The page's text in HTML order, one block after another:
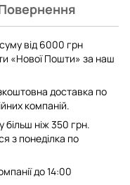
від 6000 грн
«Нової Пошти» за наш
доставка по
компаній.
ніж 350 грн.
з понеділка по
до 14:00